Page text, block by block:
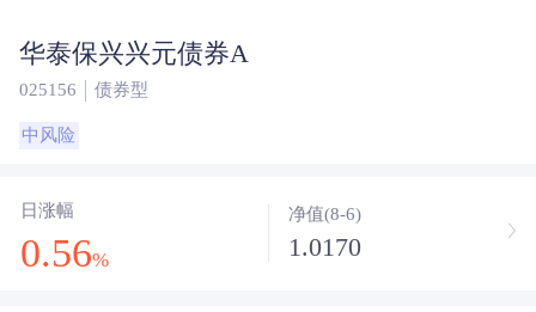
华泰保兴兴元债券A
025156 债券型
中风险
日涨幅
0.56%
净值(8-6)
1.0170